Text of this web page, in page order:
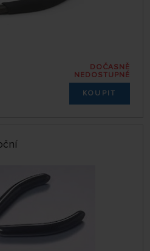
DOČASNĚ
NEDOSTUPNÉ
KOUPIT